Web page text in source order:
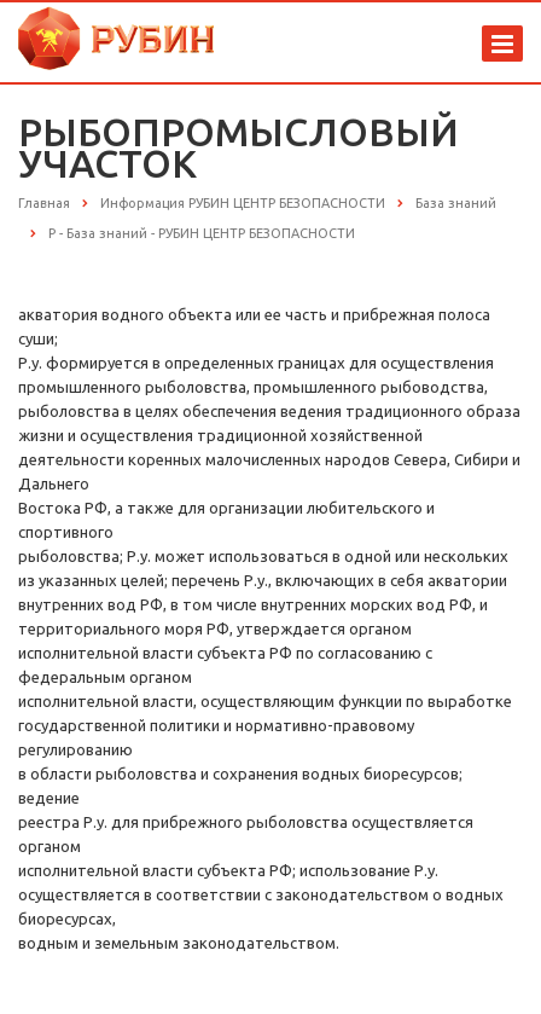
РЫБОПРОМЫСЛОВЫЙ
УЧАСТОК
Главная Информация РУБИН ЦЕНТР БЕЗОПАСНОСТИ База знаний
Р - База знаний - РУБИН ЦЕНТР БЕЗОПАСНОСТИ
акватория водного объекта или ее часть и прибрежная полоса
суши;
Р.у. формируется в определенных границах для осуществления
промышленного рыболовства, промышленного рыбоводства,
рыболовства в целях обеспечения ведения традиционного образа
жизни и осуществления традиционной хозяйственной
деятельности коренных малочисленных народов Севера, Сибири и
Дальнего
Востока РФ, а также для организации любительского и
спортивного
рыболовства; Р.у. может использоваться в одной или нескольких
из указанных целей; перечень Р.у., включающих в себя акватории
внутренних вод РФ, в том числе внутренних морских вод РФ, и
территориального моря РФ, утверждается органом
исполнительной власти субъекта РФ по согласованию с
федеральным органом
исполнительной власти, осуществляющим функции по выработке
государственной политики и нормативно-правовому
регулированию
в области рыболовства и сохранения водных биоресурсов;
ведение
реестра Р.у. для прибрежного рыболовства осуществляется
органом
исполнительной власти субъекта РФ; использование Р.у.
осуществляется в соответствии с законодательством о водных
биоресурсах,
водным и земельным законодательством.